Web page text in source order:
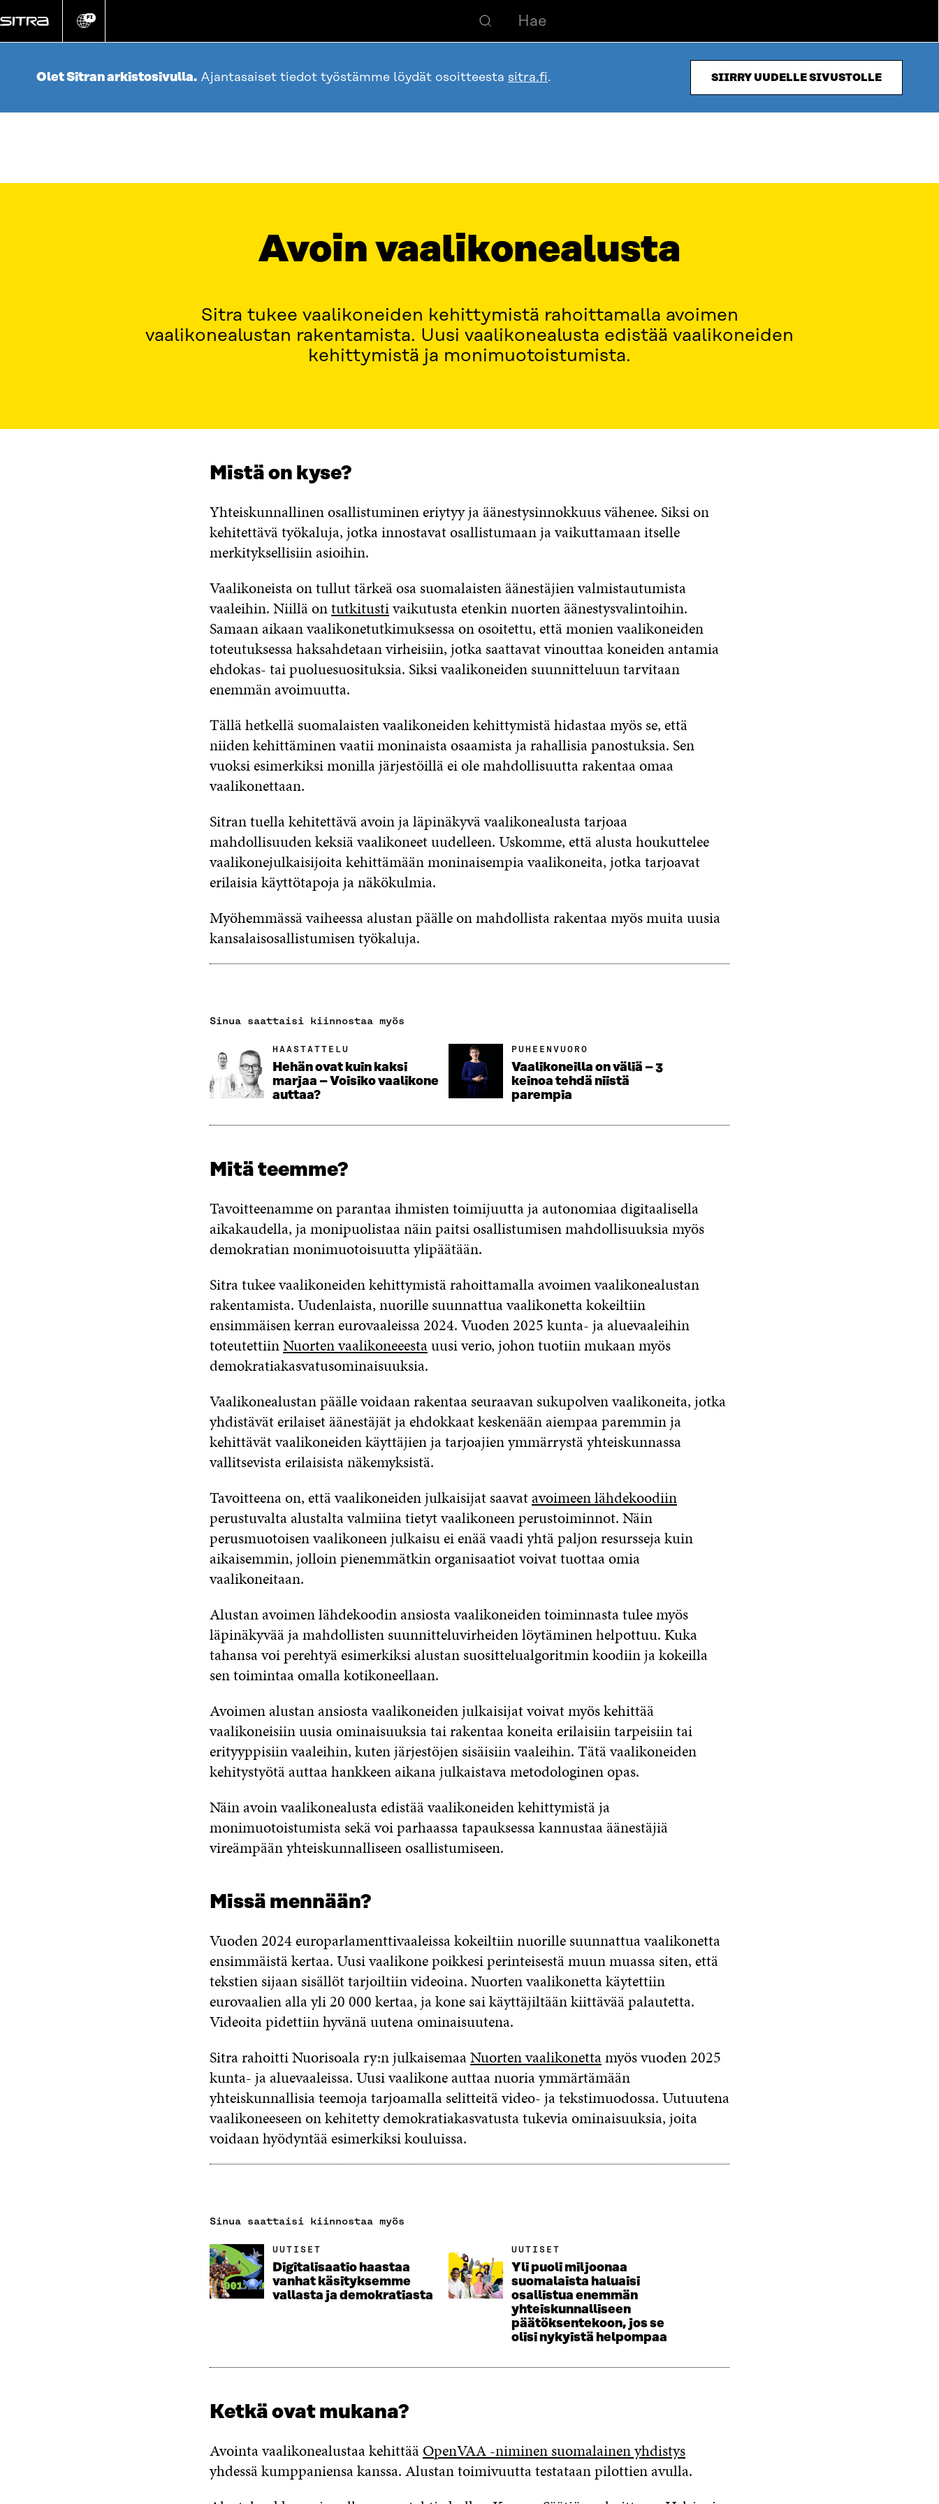
suoraan
Vaihda
kieli
FI
Olet Sitran arkistosivulla. Ajantasaiset tiedot työstämme löydät osoitteesta sitra.fi. SIIRRY UUDELLE SIVUSTOLLE
Avoin vaalikonealusta
Sitra tukee vaalikoneiden kehittymistä rahoittamalla avoimen
vaalikonealustan rakentamista. Uusi vaalikonealusta edistää vaalikoneiden
kehittymistä ja monimuotoistumista.
Mistä on kyse?
Yhteiskunnallinen osallistuminen eriytyy ja äänestysinnokkuus vähenee. Siksi on
kehitettävä työkaluja, jotka innostavat osallistumaan ja vaikuttamaan itselle
merkityksellisiin asioihin.
Vaalikoneista on tullut tärkeä osa suomalaisten äänestäjien valmistautumista
vaaleihin. Niillä ontutkitustivaikutusta etenkin nuorten äänestysvalintoihin.
Samaan aikaan vaalikonetutkimuksessa on osoitettu, että monien vaalikoneiden
toteutuksessa haksahdetaan virheisiin, jotka saattavat vinouttaa koneiden antamia
ehdokas- tai puoluesuosituksia. Siksi vaalikoneiden suunnitteluun tarvitaan
enemmän avoimuutta.
Tällä hetkellä suomalaisten vaalikoneiden kehittymistä hidastaa myös se, että
niiden kehittäminen vaatii moninaista osaamista ja rahallisia panostuksia. Sen
vuoksi esimerkiksi monilla järjestöillä ei ole mahdollisuutta rakentaa omaa
vaalikonettaan.
Sitran tuella kehitettävä avoin ja läpinäkyvä vaalikonealusta tarjoaa
mahdollisuuden keksiä vaalikoneet uudelleen. Uskomme, että alusta houkuttelee
vaalikonejulkaisijoita kehittämään moninaisempia vaalikoneita, jotka tarjoavat
erilaisia käyttötapoja ja näkökulmia.
Myöhemmässä vaiheessa alustan päälle on mahdollista rakentaa myös muita uusia
kansalaisosallistumisen työkaluja.
Sinua saattaisi kiinnostaa myös
HAASTATTELU
Hehän ovat kuin kaksi
marjaa – Voisiko vaalikone
auttaa?
PUHEENVUORO
Vaalikoneilla on väliä – 3
keinoa tehdä niistä
parempia
Mitä teemme?
Tavoitteenamme on parantaa ihmisten toimijuutta ja autonomiaa digitaalisella
aikakaudella, ja monipuolistaa näin paitsi osallistumisen mahdollisuuksia myös
demokratian monimuotoisuutta ylipäätään. ​
Sitra tukee vaalikoneiden kehittymistä rahoittamalla avoimen vaalikonealustan
rakentamista. Uudenlaista, nuorille suunnattua vaalikonetta kokeiltiin
ensimmäisen kerran eurovaaleissa 2024. Vuoden 2025 kunta- ja aluevaaleihin
toteutettiinNuorten vaalikoneeestauusi verio, johon tuotiin mukaan myös
demokratiakasvatusominaisuuksia.
Vaalikonealustan päälle voidaan rakentaa seuraavan sukupolven vaalikoneita, jotka
yhdistävät erilaiset äänestäjät ja ehdokkaat keskenään aiempaa paremmin ja
kehittävät vaalikoneiden käyttäjien ja tarjoajien ymmärrystä yhteiskunnassa
vallitsevista erilaisista näkemyksistä.
Tavoitteena on, että vaalikoneiden julkaisijat saavatavoimeen lähdekoodiin
perustuvalta alustalta valmiina tietyt vaalikoneen perustoiminnot. Näin
perusmuotoisen vaalikoneen julkaisu ei enää vaadi yhtä paljon resursseja kuin
aikaisemmin, jolloin pienemmätkin organisaatiot voivat tuottaa omia
vaalikoneitaan.
Alustan avoimen lähdekoodin ansiosta vaalikoneiden toiminnasta tulee myös
läpinäkyvää ja mahdollisten suunnitteluvirheiden löytäminen helpottuu. Kuka
tahansa voi perehtyä esimerkiksi alustan suosittelualgoritmin koodiin ja kokeilla
sen toimintaa omalla kotikoneellaan.
Avoimen alustan ansiosta vaalikoneiden julkaisijat voivat myös kehittää
vaalikoneisiin uusia ominaisuuksia tai rakentaa koneita erilaisiin tarpeisiin tai
erityyppisiin vaaleihin, kuten järjestöjen sisäisiin vaaleihin. Tätä vaalikoneiden
kehitystyötä auttaa hankkeen aikana julkaistava metodologinen opas.
Näin avoin vaalikonealusta edistää vaalikoneiden kehittymistä ja
monimuotoistumista sekä voi parhaassa tapauksessa kannustaa äänestäjiä
vireämpään yhteiskunnalliseen osallistumiseen.
Missä mennään?
Vuoden 2024 europarlamenttivaaleissa kokeiltiin nuorille suunnattua vaalikonetta
ensimmäistä kertaa. Uusi vaalikone poikkesi perinteisestä muun muassa siten, että
tekstien sijaan sisällöt tarjoiltiin videoina. Nuorten vaalikonetta käytettiin
eurovaalien alla yli 20 000 kertaa, ja kone sai käyttäjiltään kiittävää palautetta.
Videoita pidettiin hyvänä uutena ominaisuutena.
Sitra rahoitti Nuorisoala ry:n julkaisemaaNuorten vaalikonettamyös vuoden 2025
kunta- ja aluevaaleissa. Uusi vaalikone auttaa nuoria ymmärtämään
yhteiskunnallisia teemoja tarjoamalla selitteitä video- ja tekstimuodossa. Uutuutena
vaalikoneeseen on kehitetty demokratiakasvatusta tukevia ominaisuuksia, joita
voidaan hyödyntää esimerkiksi kouluissa.
Sinua saattaisi kiinnostaa myös
UUTISET
Digitalisaatio haastaa
vanhat käsityksemme
vallasta ja demokratiasta
UUTISET
Yli puoli miljoonaa
suomalaista haluaisi
osallistua enemmän
yhteiskunnalliseen
päätöksentekoon, jos se
olisi nykyistä helpompaa
Ketkä ovat mukana?
Avointa vaalikonealustaa kehittääOpenVAA -niminen suomalainen yhdistys
yhdessä kumppaniensa kanssa. Alustan toimivuutta testataan pilottien avulla.